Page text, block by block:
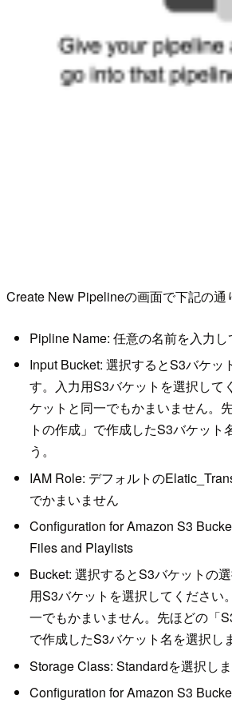
Create New Pipelineの画面で下記の通
Pipline Name: 任意の名前を入力し
Input Bucket: 選択するとS3バケッ
す。入力用S3バケットを選択して
ケットと同一でもかまいません。
トの作成」で作成したS3バケット
う。
IAM Role: デフォルトの
でかまいません
Configuration for Amazon S3
Files and Playlists
Bucket: 選択するとS3バケットの
用S3バケットを選択してください
一でもかまいません。先ほどの「
で作成したS3バケット名を選択し
Storage Class: Standardを選択し
Configuration for Amazon S3